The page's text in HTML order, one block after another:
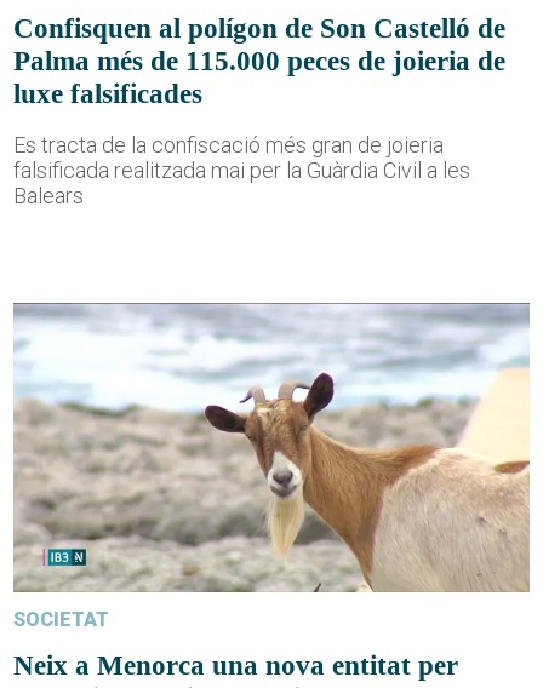
Confisquen al polígon de Son Castelló de
Palma més de 115.000 peces de joieria de
luxe falsificades
Es tracta de la confiscació més gran de joieria
falsificada realitzada mai per la Guàrdia Civil a les
Balears
SOCIETAT
Neix a Menorca una nova entitat per